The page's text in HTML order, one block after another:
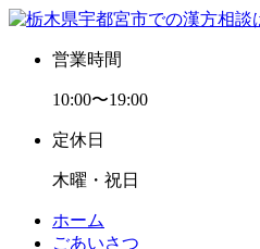
営業時間
10:00〜19:00
定休日
木曜・祝日
ホーム
ごあいさつ